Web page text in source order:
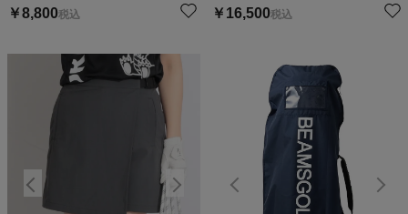
￥8,800税込 ￥ 16,500税込